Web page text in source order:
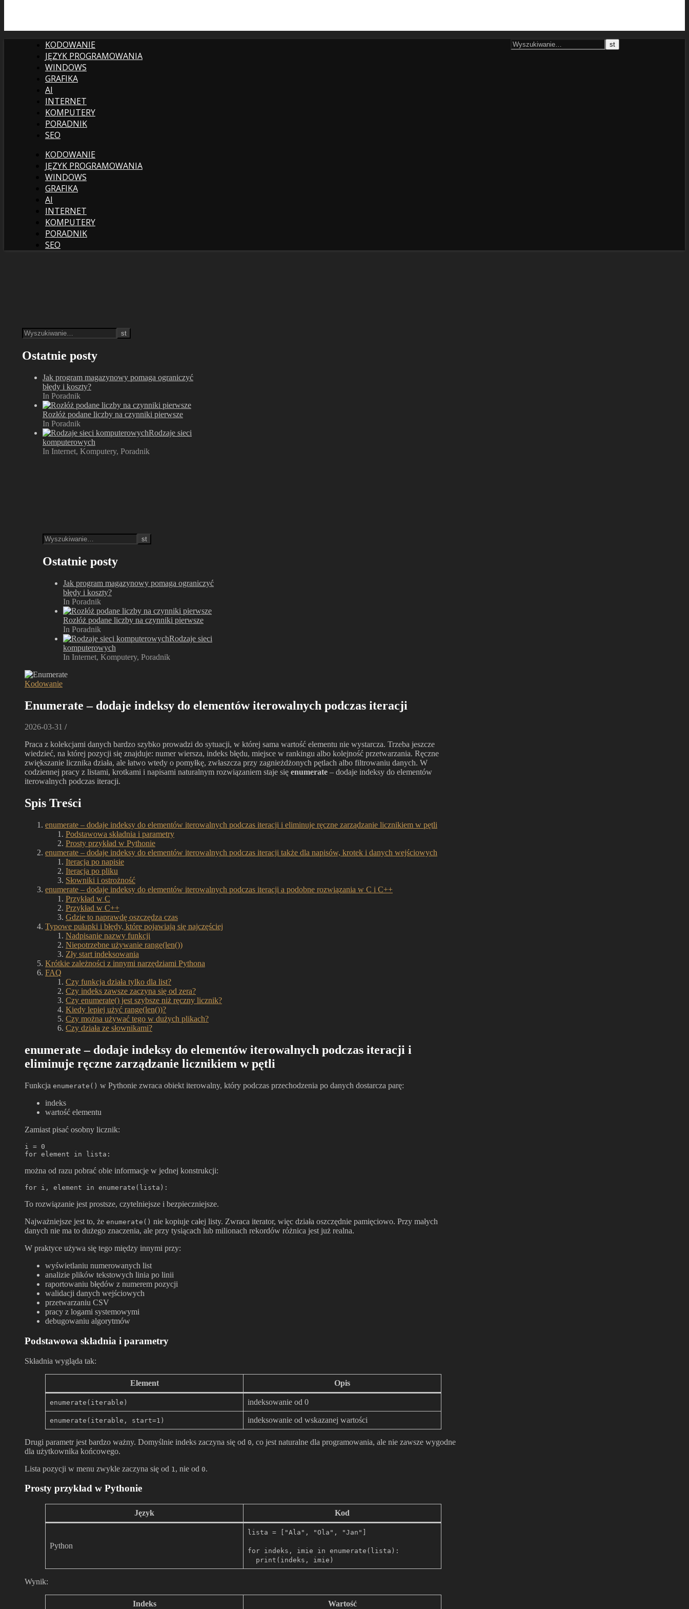
KODOWANIE
JĘZYK PROGRAMOWANIA
WINDOWS
GRAFIKA
AI
INTERNET
KOMPUTERY
PORADNIK
SEO
KODOWANIE
JĘZYK PROGRAMOWANIA
WINDOWS
GRAFIKA
AI
INTERNET
KOMPUTERY
PORADNIK
SEO
Ostatnie posty
Jak program magazynowy pomaga ograniczyć
błędy i koszty?
In Poradnik
Rozłóż podane liczby na czynniki pierwsze
In Poradnik
Rodzaje sieci
komputerowych
In Internet, Komputery, Poradnik
Ostatnie posty
Jak program magazynowy pomaga ograniczyć
błędy i koszty?
In Poradnik
Rozłóż podane liczby na czynniki pierwsze
In Poradnik
Rodzaje sieci
komputerowych
In Internet, Komputery, Poradnik
Kodowanie
Enumerate – dodaje indeksy do elementów iterowalnych podczas iteracji
2026-03-31 /
Praca z kolekcjami danych bardzo szybko prowadzi do sytuacji, w której sama wartość elementu nie wystarcza. Trzeba jeszcze
wiedzieć, na której pozycji się znajduje: numer wiersza, indeks błędu, miejsce w rankingu albo kolejność przetwarzania. Ręczne
zwiększanie licznika działa, ale łatwo wtedy o pomyłkę, zwłaszcza przy zagnieżdżonych pętlach albo filtrowaniu danych. W
codziennej pracy z listami, krotkami i napisami naturalnym rozwiązaniem staje się enumerate – dodaje indeksy do elementów
iterowalnych podczas iteracji.
Spis Treści
enumerate – dodaje indeksy do elementów iterowalnych podczas iteracji i eliminuje ręczne zarządzanie licznikiem w pętli
Podstawowa składnia i parametry
Prosty przykład w Pythonie
enumerate – dodaje indeksy do elementów iterowalnych podczas iteracji także dla napisów, krotek i danych wejściowych
Iteracja po napisie
Iteracja po pliku
Słowniki i ostrożność
enumerate – dodaje indeksy do elementów iterowalnych podczas iteracji a podobne rozwiązania w C i C++
Przykład w C
Przykład w C++
Gdzie to naprawdę oszczędza czas
Typowe pułapki i błędy, które pojawiają się najczęściej
Nadpisanie nazwy funkcji
Niepotrzebne używanie range(len())
Zły start indeksowania
Krótkie zależności z innymi narzędziami Pythona
FAQ
Czy funkcja działa tylko dla list?
Czy indeks zawsze zaczyna się od zera?
Czy enumerate() jest szybsze niż ręczny licznik?
Kiedy lepiej użyć range(len())?
Czy można używać tego w dużych plikach?
Czy działa ze słownikami?
enumerate – dodaje indeksy do elementów iterowalnych podczas iteracji i
eliminuje ręczne zarządzanie licznikiem w pętli
Funkcja enumerate() w Pythonie zwraca obiekt iterowalny, który podczas przechodzenia po danych dostarcza parę:
indeks
wartość elementu
Zamiast pisać osobny licznik:
i = 0
for element in lista:
można od razu pobrać obie informacje w jednej konstrukcji:
for i, element in enumerate(lista):
To rozwiązanie jest prostsze, czytelniejsze i bezpieczniejsze.
Najważniejsze jest to, że enumerate() nie kopiuje całej listy. Zwraca iterator, więc działa oszczędnie pamięciowo. Przy małych
danych nie ma to dużego znaczenia, ale przy tysiącach lub milionach rekordów różnica jest już realna.
W praktyce używa się tego między innymi przy:
wyświetlaniu numerowanych list
analizie plików tekstowych linia po linii
raportowaniu błędów z numerem pozycji
walidacji danych wejściowych
przetwarzaniu CSV
pracy z logami systemowymi
debugowaniu algorytmów
Podstawowa składnia i parametry
Składnia wygląda tak:
Element Opis
enumerate(iterable) indeksowanie od 0
enumerate(iterable, start=1) indeksowanie od wskazanej wartości
Drugi parametr jest bardzo ważny. Domyślnie indeks zaczyna się od 0, co jest naturalne dla programowania, ale nie zawsze wygodne
dla użytkownika końcowego.
Lista pozycji w menu zwykle zaczyna się od 1 , nie od 0.
Prosty przykład w Pythonie
Język Kod
Python
lista = ["Ala", "Ola", "Jan"]
for indeks, imie in enumerate(lista):
print(indeks, imie)
Wynik:
Indeks Wartość